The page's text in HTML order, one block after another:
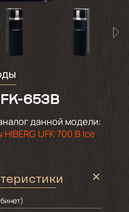
653B
данной модели:
UFK 700 B Ice